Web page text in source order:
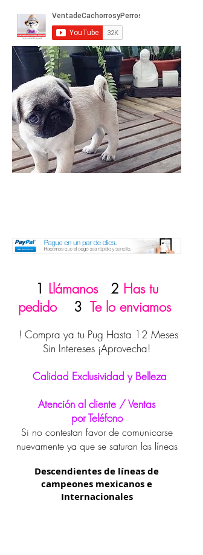
1 Llámanos 2 Has tu
pedido3 Te lo enviamos
! Compra ya tu Pug Hasta 12 Meses
Sin Intereses ¡Aprovecha!
Calidad Exclusividad y Belleza
Atención al cliente / Ventas
por Teléfono
Si no contestan favor de comunicarse
nuevamente ya que se saturan las líneas
Descendientes de líneas de
campeones mexicanos e
Internacionales